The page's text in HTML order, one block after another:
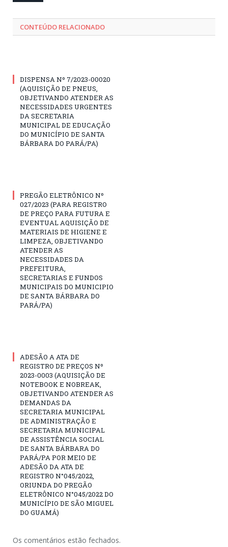
CONTEÚDO RELACIONADO
DISPENSA Nº 7/2023-00020
(AQUISIÇÃO DE PNEUS,
OBJETIVANDO ATENDER AS
NECESSIDADES URGENTES
DA SECRETARIA
MUNICIPAL DE EDUCAÇÃO
DO MUNICÍPIO DE SANTA
BÁRBARA DO PARÁ/PA)
PREGÃO ELETRÔNICO Nº
027/2023 (PARA REGISTRO
DE PREÇO PARA FUTURA E
EVENTUAL AQUISIÇÃO DE
MATERIAIS DE HIGIENE E
LIMPEZA, OBJETIVANDO
ATENDER AS
NECESSIDADES DA
PREFEITURA,
SECRETARIAS E FUNDOS
MUNICIPAIS DO MUNICIPIO
DE SANTA BÁRBARA DO
PARÁ/PA)
ADESÃO A ATA DE
REGISTRO DE PREÇOS Nº
2023-0003 (AQUISIÇÃO DE
NOTEBOOK E NOBREAK,
OBJETIVANDO ATENDER AS
DEMANDAS DA
SECRETARIA MUNICIPAL
DE ADMINISTRAÇÃO E
SECRETARIA MUNICIPAL
DE ASSISTÊNCIA SOCIAL
DE SANTA BÁRBARA DO
PARÁ/PA POR MEIO DE
ADESÃO DA ATA DE
REGISTRO N°045/2022,
ORIUNDA DO PREGÃO
ELETRÔNICO N°045/2022 DO
MUNICÍPIO DE SÃO MIGUEL
DO GUAMÁ)
Os comentários estão fechados.